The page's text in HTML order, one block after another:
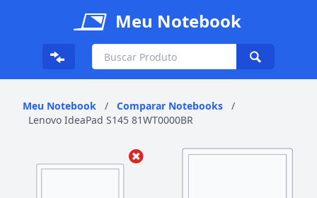
Meu Notebook
Meu Notebook / Comparar Notebooks
/
Lenovo IdeaPad S145 81WT0000BR